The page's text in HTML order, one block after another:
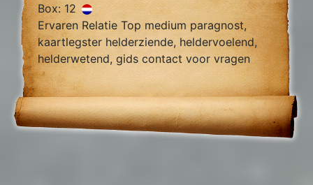
Box: 12
Ervaren Relatie Top medium paragnost,
kaartlegster helderziende, heldervoelend,
helderwetend, gids contact voor vragen
over relatie problemen, tweelingzielen,